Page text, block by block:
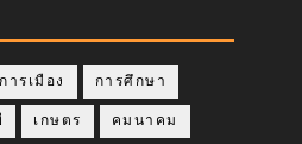
การเมือง การศึกษา
เกษตร คมนาคม